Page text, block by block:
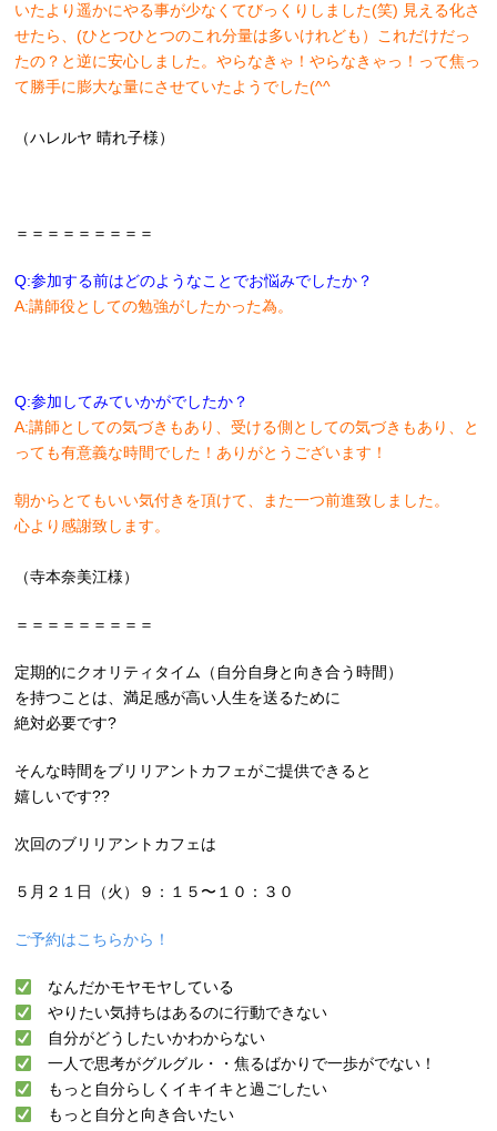
いたより遥かにやる事が少なくてびっくりしました(笑) 見える化さ
せたら、(ひとつひとつのこれ分量は多いけれども）これだけだっ
たの？と逆に安心しました。やらなきゃ！やらなきゃっ！って焦っ
て勝手に膨大な量にさせていたようでした(^^ゞ
（ハレルヤ 晴れ子様）
＝＝＝＝＝＝＝＝＝
Q:参加する前はどのようなことでお悩みでしたか？
A:講師役としての勉強がしたかった為。
Q:参加してみていかがでしたか？
A:講師としての気づきもあり、受ける側としての気づきもあり、と
っても有意義な時間でした！ありがとうございます！
朝からとてもいい気付きを頂けて、また一つ前進致しました。
心より感謝致します。
（寺本奈美江様）
＝＝＝＝＝＝＝＝＝
定期的にクオリティタイム（自分自身と向き合う時間）
を持つことは、満足感が高い人生を送るために
絶対必要です?
そんな時間をブリリアントカフェがご提供できると
嬉しいです??
次回のブリリアントカフェは
５月２１日（火）９：１５〜１０：３０
ご予約はこちらから！
なんだかモヤモヤしている
やりたい気持ちはあるのに行動できない
自分がどうしたいかわからない
一人で思考がグルグル・・焦るばかりで一歩がでない！
もっと自分らしくイキイキと過ごしたい
もっと自分と向き合いたい